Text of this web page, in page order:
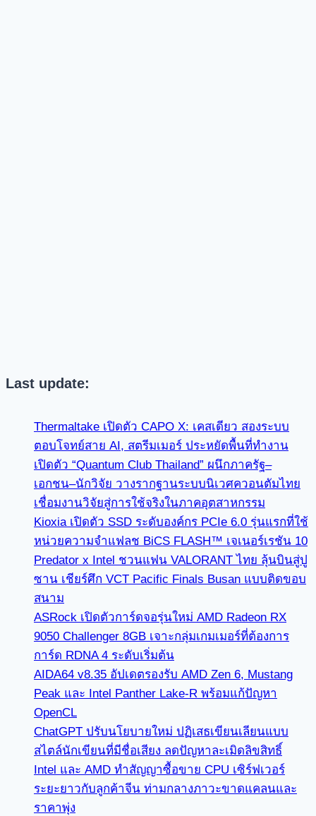
Last update:
Thermaltake เปิดตัว CAPO X: เคสเดียว สองระบบ
ตอบโจทย์สาย AI, สตรีมเมอร์ ประหยัดพื้นที่ทำงาน
เปิดตัว “Quantum Club Thailand” ผนึกภาครัฐ–
เอกชน–นักวิจัย วางรากฐานระบบนิเวศควอนตัมไทย
เชื่อมงานวิจัยสู่การใช้จริงในภาคอุตสาหกรรม
Kioxia เปิดตัว SSD ระดับองค์กร PCIe 6.0 รุ่นแรกที่ใช้
หน่วยความจำแฟลช BiCS FLASH™ เจเนอร์เรชัน 10
Predator x Intel ชวนแฟน VALORANT ไทย ลุ้นบินสู่ปู
ซาน เชียร์ศึก VCT Pacific Finals Busan แบบติดขอบ
สนาม
ASRock เปิดตัวการ์ดจอรุ่นใหม่ AMD Radeon RX
9050 Challenger 8GB เจาะกลุ่มเกมเมอร์ที่ต้องการ
การ์ด RDNA 4 ระดับเริ่มต้น
AIDA64 v8.35 อัปเดตรองรับ AMD Zen 6, Mustang
Peak และ Intel Panther Lake-R พร้อมแก้ปัญหา
OpenCL
ChatGPT ปรับนโยบายใหม่ ปฏิเสธเขียนเลียนแบบ
สไตล์นักเขียนที่มีชื่อเสียง ลดปัญหาละเมิดลิขสิทธิ์
Intel และ AMD ทำสัญญาซื้อขาย CPU เซิร์ฟเวอร์
ระยะยาวกับลูกค้าจีน ท่ามกลางภาวะขาดแคลนและ
ราคาพุ่ง